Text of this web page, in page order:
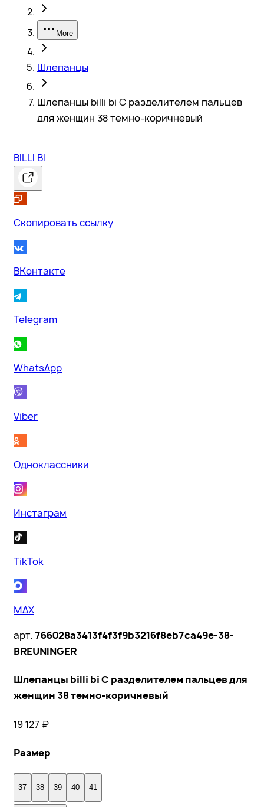
More
Шлепанцы
Шлепанцы billi bi С разделителем пальцев
для женщин 38 темно-коричневый
BILLI BI
Скопировать ссылку
ВКонтакте
Telegram
WhatsApp
Viber
Одноклассники
Инстаграм
TikTok
MAX
арт. 766028a3413f4f3f9b3216f8eb7ca49e-38-
BREUNINGER
Шлепанцы billi bi С разделителем пальцев для
женщин 38 темно-коричневый
19 127 ₽
Размер
37 38 39 40 41